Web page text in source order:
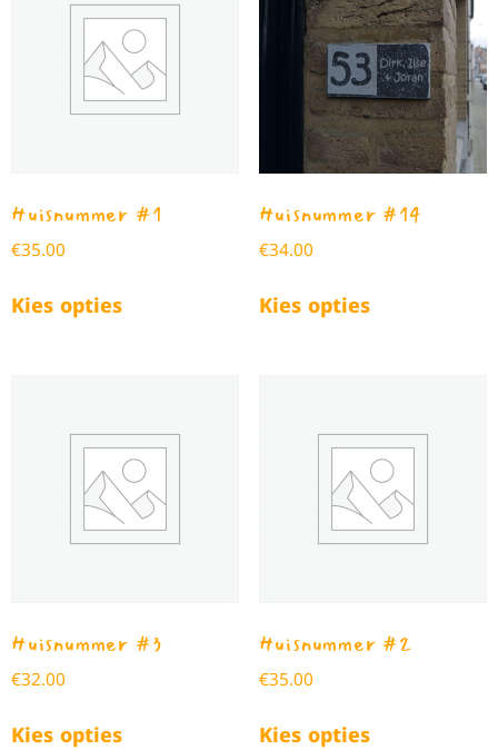
Huisnummer #1
€35.00
Kies opties
Huisnummer #14
€34.00
Kies opties
Huisnummer #3
€32.00
Kies opties
Huisnummer #2
€35.00
Kies opties